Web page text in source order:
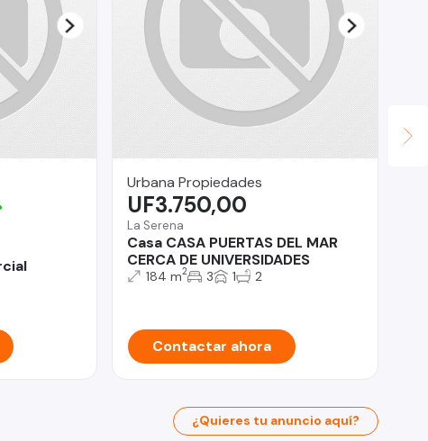
Urbana Propiedades
La Serena
Casa CASA PUERTAS DEL MAR
CERCA DE UNIVERSIDADES
UF3.750,00
184 m2 3 1 2
Contactar ahora
¿Quieres tu anuncio aquí?